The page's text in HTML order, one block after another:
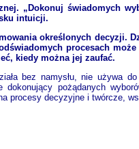
„Dokonuj świadomych
intuicji.
określonych decyzji.
procesach
kiedy można jej zaufać.
bez namysłu, nie używa
pożądanych
procesy decyzyjne i twórcze,